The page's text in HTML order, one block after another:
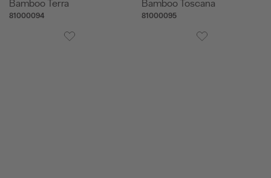
Bamboo Terra
81000094
Bamboo Toscana
81000095